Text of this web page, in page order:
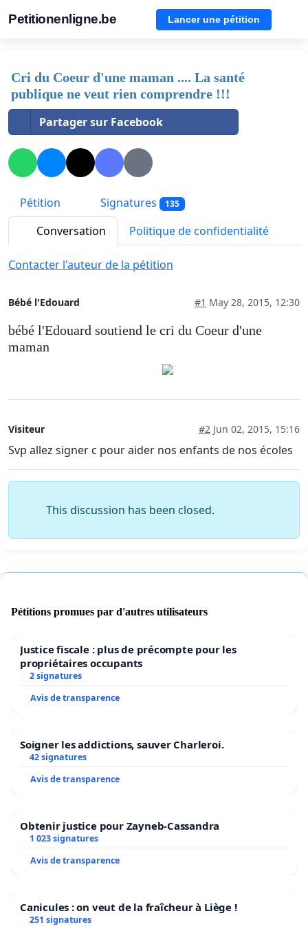
Petitionenligne.be Lancer une pétition
Cri du Coeur d'une maman .... La santé
publique ne veut rien comprendre !!!
Partager sur Facebook
Pétition Signatures 135
Conversation Politique de confidentialité
Contacter l'auteur de la pétition
Bébé l'Edouard #1 May 28, 2015, 12:30
bébé l'Edouard soutiend le cri du Coeur d'une
maman
Visiteur #2 Jun 02, 2015, 15:16
Svp allez signer c pour aider nos enfants de nos écoles
This discussion has been closed.
Pétitions promues par d'autres utilisateurs
Justice fiscale : plus de précompte pour les
propriétaires occupants
2 signatures
Avis de transparence
Soigner les addictions, sauver Charleroi.
42 signatures
Avis de transparence
Obtenir justice pour Zayneb-Cassandra
1 023 signatures
Avis de transparence
Canicules : on veut de la fraîcheur à Liège !
251 signatures